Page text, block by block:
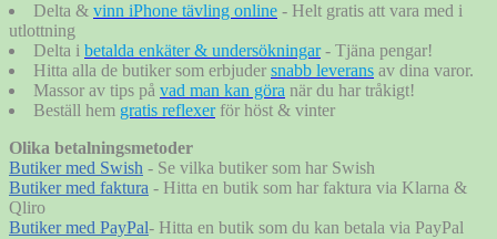
Delta & vinn iPhone tävling online - Helt gratis att vara med i
utlottning
Delta i betalda enkäter & undersökningar - Tjäna pengar!
Hitta alla de butiker som erbjuder snabb leverans av dina varor.
Massor av tips på vad man kan göra när du har tråkigt!
Beställ hem gratis reflexerför höst & vinter
Olika betalningsmetoder
Butiker med Swish - Se vilka butiker som har Swish
Butiker med faktura - Hitta en butik som har faktura via Klarna &
Qliro
Butiker med PayPal- Hitta en butik som du kan betala via PayPal